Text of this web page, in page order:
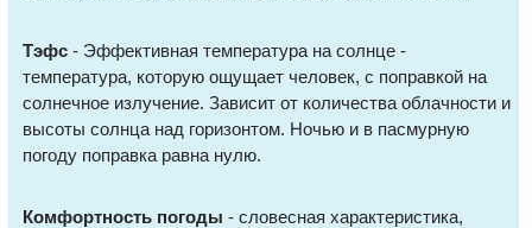
Тэфс - Эффективная температура на солнце -
температура, которую ощущает человек, с поправкой на
солнечное излучение. Зависит от количества облачности и
высоты солнца над горизонтом. Ночью и в пасмурную
погоду поправка равна нулю.
Комфортность погоды - словесная характеристика,